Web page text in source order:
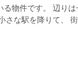
る物件です。 辺り
さな駅を降りて、